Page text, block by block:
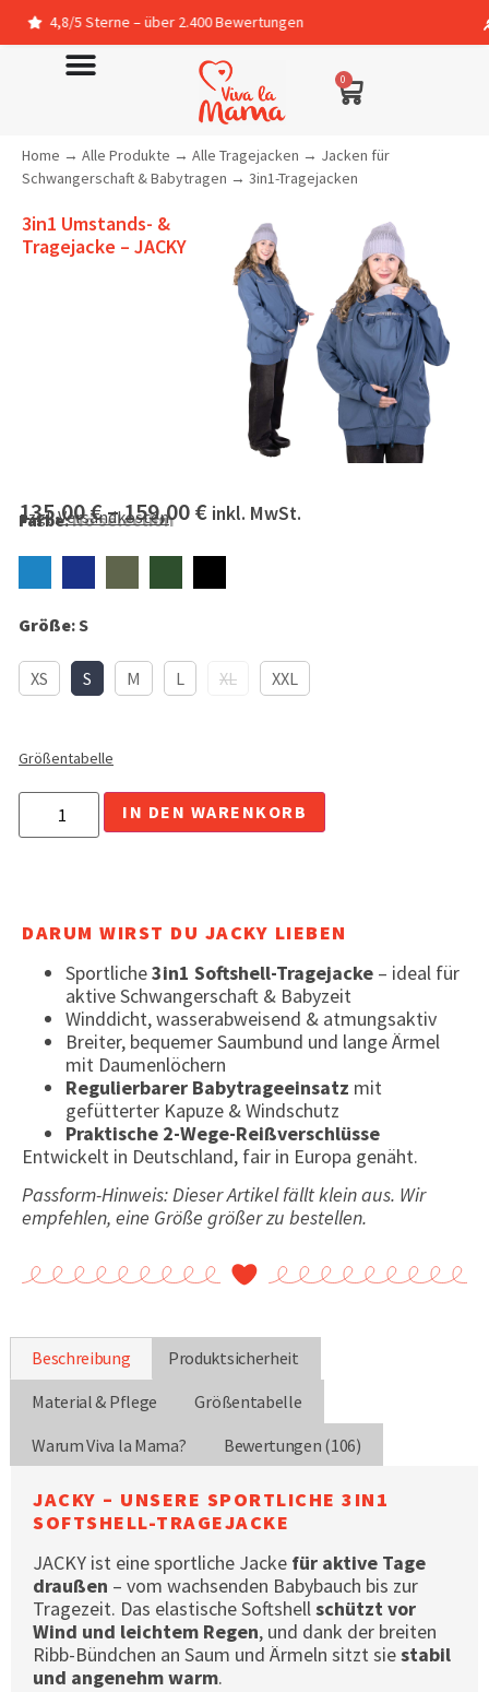
– über 2.400 Bewertungen In
0
Home → Alle Produkte → Alle Tragejacken → Jacken für
Schwangerschaft & Babytragen → 3in1-Tragejacken
3in1 Umstands- &
Tragejacke – JACKY
135,00€–159,00€ inkl. MwSt.
zzgl.Versandkosten
Größe:S
XS S M L XL XXL
Größentabelle
Farbe:No selection
IN DEN WARENKORB
DARUM WIRST DU JACKY LIEBEN
Sportliche3in1 Softshell-Tragejacke – ideal für
aktive Schwangerschaft & Babyzeit
Winddicht, wasserabweisend & atmungsaktiv
Breiter, bequemer Saumbund und lange Ärmel
mit Daumenlöchern
Regulierbarer Babytrageeinsatz mit
gefütterter Kapuze & Windschutz
Praktische 2-Wege-Reißverschlüsse
Entwickelt in Deutschland, fair in Europa genäht.
Passform-Hinweis: Dieser Artikel fällt klein aus. Wir
empfehlen, eine Größe größer zu bestellen.
Beschreibung
Produktsicherheit
Material & Pflege
Größentabelle
Warum Viva la Mama?
Bewertungen (106)
JACKY – UNSERE SPORTLICHE 3IN1
SOFTSHELL-TRAGEJACKE
JACKY ist eine sportliche Jacke für aktive Tage
draußen – vom wachsenden Babybauch bis zur
Tragezeit. Das elastische Softshellschützt vor
Wind und leichtem Regen, und dank der breiten
Ribb-Bündchen an Saum und Ärmeln sitzt siestabil
und angenehm warm.